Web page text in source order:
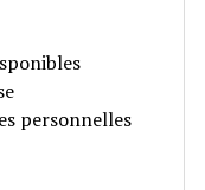
personnelles